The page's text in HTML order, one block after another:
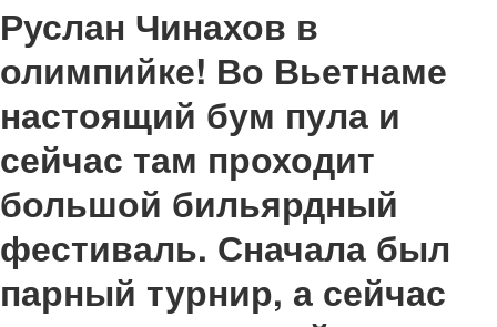
Руслан Чинахов в
олимпийке! Во Вьетнаме
настоящий бум пула и
сейчас там проходит
большой бильярдный
фестиваль. Сначала был
парный турнир, а сейчас